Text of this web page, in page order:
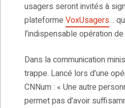
usagers seront invités à
plateforme VoxUsagers…
l’indispensable opération
Dans la communication
trappe. Lancé lors d’une
CNNum : « Une autre
permet pas d’avoir